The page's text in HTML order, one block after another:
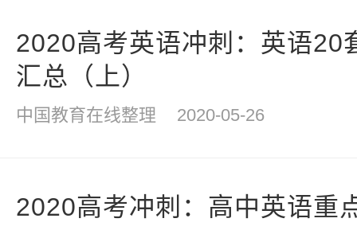
2020高考英语冲刺：英语20
汇总（上）
中国教育在线整理 2020-05-26
2020高考冲刺：高中英语重